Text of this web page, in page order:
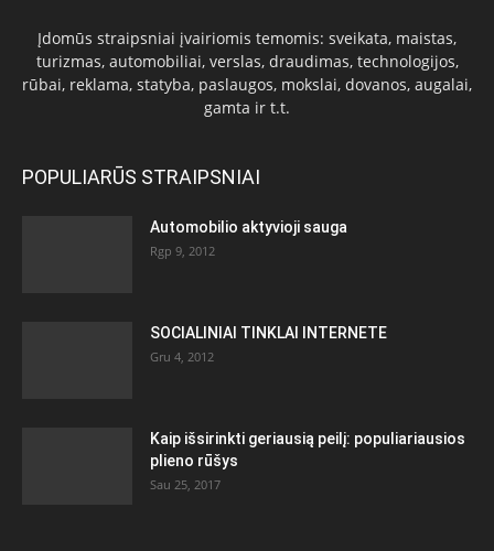
Įdomūs straipsniai įvairiomis temomis: sveikata, maistas,
turizmas, automobiliai, verslas, draudimas, technologijos,
rūbai, reklama, statyba, paslaugos, mokslai, dovanos, augalai,
gamta ir t.t.
POPULIARŪS STRAIPSNIAI
Automobilio aktyvioji sauga
Rgp 9, 2012
SOCIALINIAI TINKLAI INTERNETE
Gru 4, 2012
Kaip išsirinkti geriausią peilį: populiariausios
plieno rūšys
Sau 25, 2017